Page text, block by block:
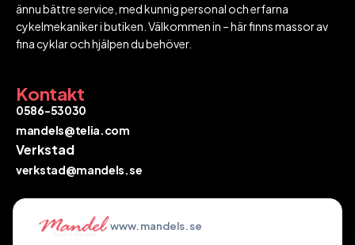
ännu bättre service, med kunnig personal och erfarna
cykelmekaniker i butiken. Välkommen in – här finns massor av
fina cyklar och hjälpen du behöver.
Kontakt
0586-53030
mandels@telia.com
Verkstad
verkstad@mandels.se​​​​​​​
Hitta till osswww.mandels.se